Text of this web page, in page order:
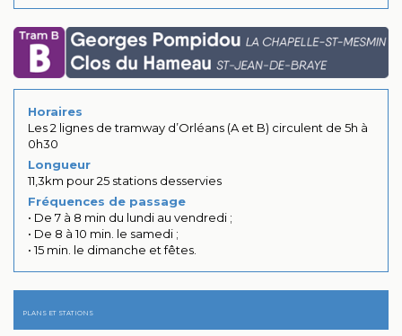
Horaires
Les 2 lignes de tramway d’Orléans (A et B) circulent de 5h à
0h30
Longueur
11,3km pour 25 stations desservies
Fréquences de passage
• De 7 à 8 min du lundi au vendredi ;
• De 8 à 10 min. le samedi ;
• 15 min. le dimanche et fêtes.
PLANS ET STATIONS